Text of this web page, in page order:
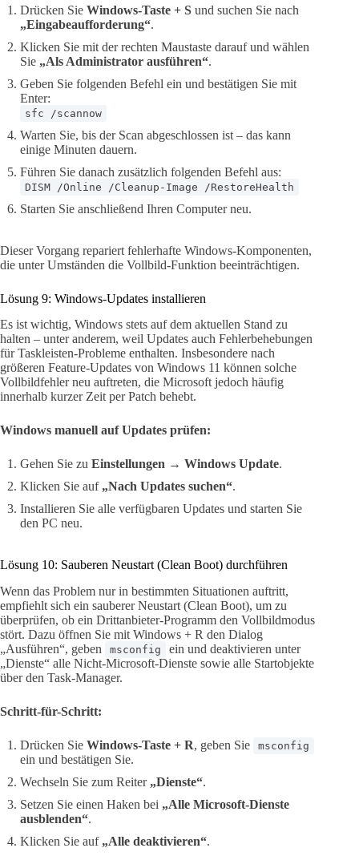
Drücken Sie Windows-Taste + S und suchen Sie nach
„Eingabeaufforderung“.
Klicken Sie mit der rechten Maustaste darauf und wählen
Sie „Als Administrator ausführen“.
Geben Sie folgenden Befehl ein und bestätigen Sie mit
Enter:
sfc /scannow
Warten Sie, bis der Scan abgeschlossen ist – das kann
einige Minuten dauern.
Führen Sie danach zusätzlich folgenden Befehl aus:
DISM /Online /Cleanup-Image /RestoreHealth
Starten Sie anschließend Ihren Computer neu.
Dieser Vorgang repariert fehlerhafte Windows-Komponenten,
die unter Umständen die Vollbild-Funktion beeinträchtigen.
Lösung 9: Windows-Updates installieren
Es ist wichtig, Windows stets auf dem aktuellen Stand zu
halten – unter anderem, weil Updates auch Fehlerbehebungen
für Taskleisten-Probleme enthalten. Insbesondere nach
größeren Feature-Updates von Windows 11 können solche
Vollbildfehler neu auftreten, die Microsoft jedoch häufig
innerhalb kurzer Zeit per Patch behebt.
Windows manuell auf Updates prüfen:
Gehen Sie zu Einstellungen → Windows Update.
Klicken Sie auf „Nach Updates suchen“.
Installieren Sie alle verfügbaren Updates und starten Sie
den PC neu.
Lösung 10: Sauberen Neustart (Clean Boot) durchführen
Wenn das Problem nur in bestimmten Situationen auftritt,
empfiehlt sich ein sauberer Neustart (Clean Boot), um zu
überprüfen, ob ein Drittanbieter-Programm den Vollbildmodus
stört. Dazu öffnen Sie mit Windows + R den Dialog
„Ausführen“, geben
msconfig
ein und deaktivieren unter
„Dienste“ alle Nicht-Microsoft-Dienste sowie alle Startobjekte
über den Task-Manager.
Schritt-für-Schritt:
Drücken Sie Windows-Taste + R, geben Sie msconfig
ein und bestätigen Sie.
Wechseln Sie zum Reiter „Dienste“.
Setzen Sie einen Haken bei „Alle Microsoft-Dienste
ausblenden“.
Klicken Sie auf „Alle deaktivieren“.